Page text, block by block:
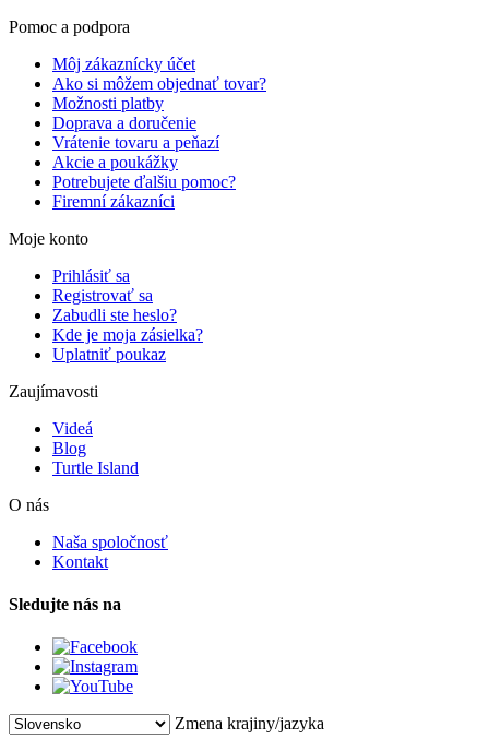
Pomoc a podpora
Môj zákaznícky účet
Ako si môžem objednať tovar?
Možnosti platby
Doprava a doručenie
Vrátenie tovaru a peňazí
Akcie a poukážky
Potrebujete ďalšiu pomoc?
Firemní zákazníci
Moje konto
Prihlásiť sa
Registrovať sa
Zabudli ste heslo?
Kde je moja zásielka?
Uplatniť poukaz
Zaujímavosti
Videá
Blog
Turtle Island
O nás
Naša spoločnosť
Kontakt
Sledujte nás na
Zmena krajiny/jazyka